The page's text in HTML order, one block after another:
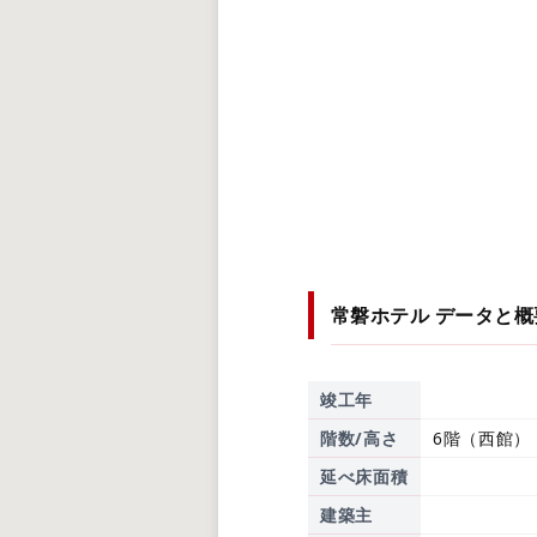
常磐ホテル データと
竣工年
階数/高さ
6階（西館）
延べ床面積
建築主